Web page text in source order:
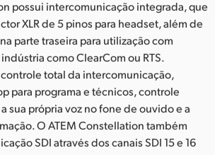
possui intercomunicação integrada, que
XLR de 5 pinos para headset, além de
parte traseira para utilização com
como ClearCom ou RTS.
total da intercomunicação,
para programa e técnicos, controle
sua própria voz no fone de ouvido e a
O ATEM Constellation também
SDI através dos canais SDI 15 e 16